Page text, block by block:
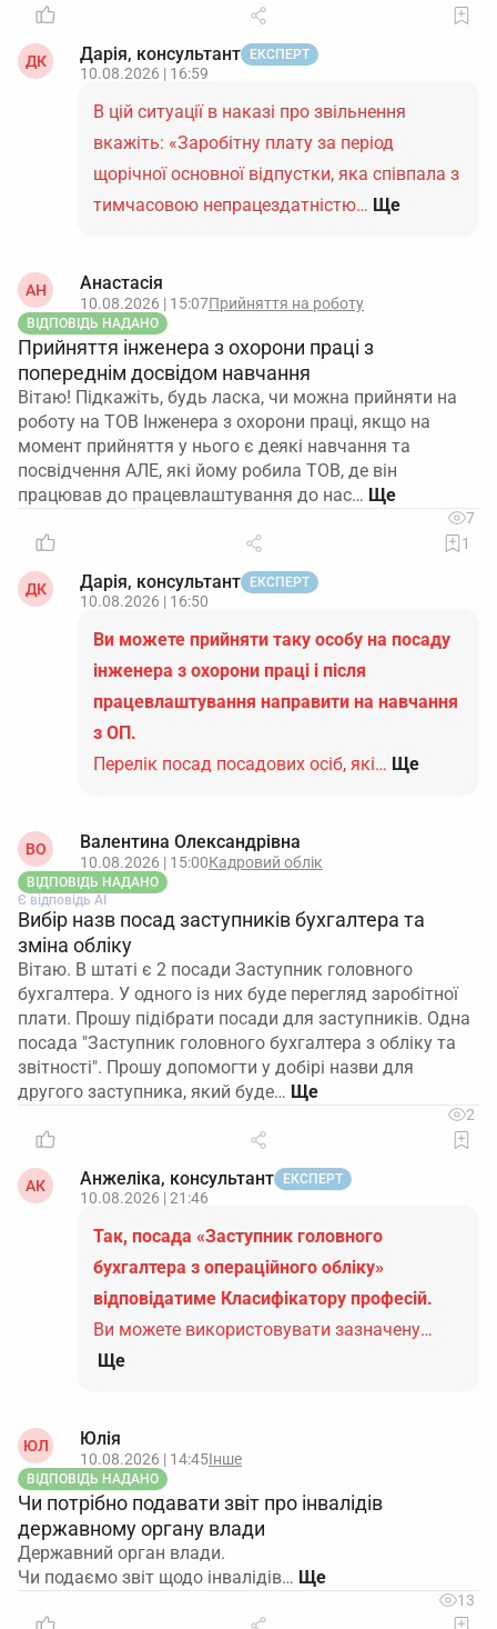
ДК Дарія, консультант ЕКСПЕРТ
10.08.2026 | 16:59
В цій ситуації в наказі про звільнення
вкажіть: «Заробітну плату за період
щорічної основної відпустки, яка співпала з
тимчасовою непрацездатністю… Ще
АН Анастасія
10.08.2026 | 15:07Прийняття на роботу
ВІДПОВІДЬ НАДАНО
Прийняття інженера з охорони праці з
попереднім досвідом навчання
Вітаю! Підкажіть, будь ласка, чи можна прийняти на
роботу на ТОВ Інженера з охорони праці, якщо на
момент прийняття у нього є деякі навчання та
посвідчення АЛЕ, які йому робила ТОВ, де він
працював до працевлаштування до нас…
7
1
ДК Дарія, консультант ЕКСПЕРТ
10.08.2026 | 16:50
Ви можете прийняти таку особу на посаду
інженера з охорони праці і після
працевлаштування направити на навчання
з ОП.
Перелік посад посадових осіб, які… Ще
ВО Валентина Олександрівна
10.08.2026 | 15:00Кадровий облік
ВІДПОВІДЬ НАДАНО
Є відповідь АІ
Вибір назв посад заступників бухгалтера та
зміна обліку
Вітаю. В штаті є 2 посади Заступник головного
бухгалтера. У одного із них буде перегляд заробітної
плати. Прошу підібрати посади для заступників. Одна
посада "Заступник головного бухгалтера з обліку та
звітності". Прошу допомогти у добірі назви для
другого заступника, який буде…
2
АК Анжеліка, консультант ЕКСПЕРТ
10.08.2026 | 21:46
Так, посада «Заступник головного
бухгалтера з операційного обліку»
відповідатиме Класифікатору професій.
Ви можете використовувати зазначену…
Ще
ЮЛ Юлія
10.08.2026 | 14:45Інше
ВІДПОВІДЬ НАДАНО
Чи потрібно подавати звіт про інвалідів
державному органу влади
Державний орган влади.
Чи подаємо звіт щодо інвалідів…
13